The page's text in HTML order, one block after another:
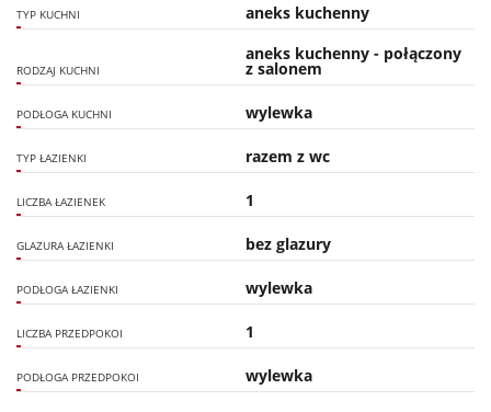
TYP KUCHNI aneks kuchenny
RODZAJ KUCHNI
aneks kuchenny - połączony
z salonem
PODŁOGA KUCHNI wylewka
TYP ŁAZIENKI razem z wc
LICZBA ŁAZIENEK 1
GLAZURA ŁAZIENKI bez glazury
PODŁOGA ŁAZIENKI wylewka
LICZBA PRZEDPOKOI 1
PODŁOGA PRZEDPOKOI wylewka